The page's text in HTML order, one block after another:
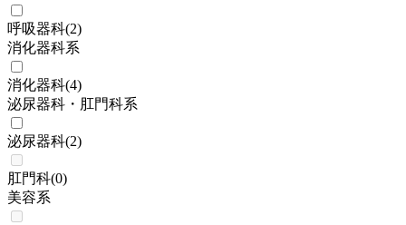
呼吸器科(2)
消化器科系
消化器科(4)
泌尿器科・肛門科系
泌尿器科(2)
肛門科(0)
美容系